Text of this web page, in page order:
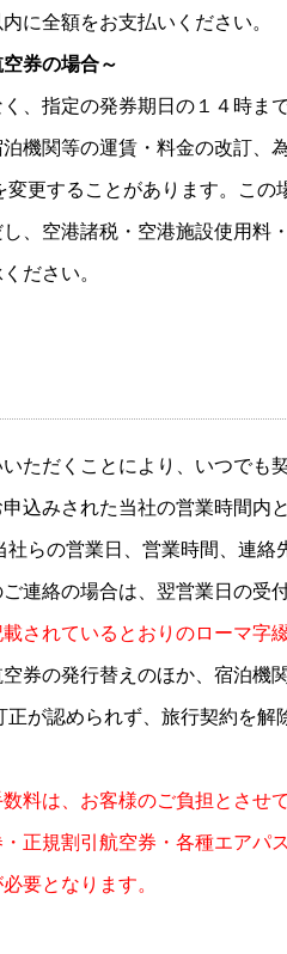
に全額をお支払いください。
券の場合～
、指定の発券期日の１４時ま
機関等の運賃・料金の改訂、
更することがあります。こ
、空港諸税・空港施設使用料
ださい。
ただくことにより、いつでも
込みされた当社の営業時間内
らの営業日、営業時間、連
連絡の場合は、翌営業日の受
されているとおりのローマ字
券の発行替えのほか、宿泊機
が認められず、旅行契約を
料は、お客様のご負担とさせ
正規割引航空券・各種エアパ
要となります。